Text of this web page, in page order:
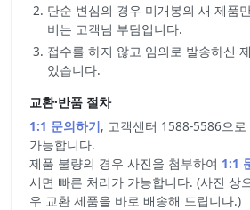
단순 변심의 경우 미개봉의 새 제품
비는 고객님 부담입니다.
접수를 하지 않고 임의로 발송하신
있습니다.
교환·반품 절차
1:1 문의하기, 고객센터 1588-5586으
가능합니다.
제품 불량의 경우 사진을 첨부하여 1:1
시면 빠른 처리가 가능합니다. (사진 상
우 교환 제품을 바로 배송해 드립니다.)